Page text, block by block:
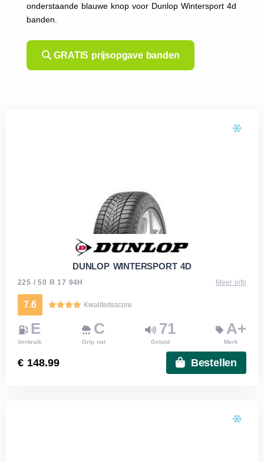
onderstaande blauwe knop voor Dunlop Wintersport 4d
banden.
GRATIS prijsopgave banden
DUNLOP WINTERSPORT 4D
225 / 50 R 17 94H Meer info
7.6 Kwaliteitsscore
E
Verbruik
C
Grip nat
71
Geluid
A+
Merk
€ 148.99 Bestellen